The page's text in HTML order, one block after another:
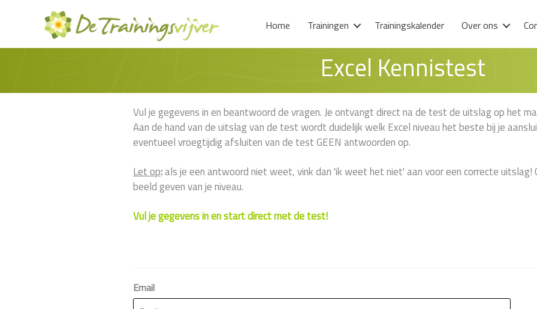
inhoud
Home Trainingen Trainingskalender Over ons
Excel Kennistest
Vul je gegevens in en beantwoord de vragen. Je ontvangt direct na de test de uitslag op het
Aan de hand van de uitslag van de test wordt duidelijk welk Excel niveau het beste bij je
eventueel vroegtijdig afsluiten van de test GEEN antwoorden op.
Let op:als je een antwoord niet weet, vink dan 'ik weet het niet' aan voor een correcte uitslag!
beeld geven van je niveau.
Vul je gegevens in en start direct met de test!
Email